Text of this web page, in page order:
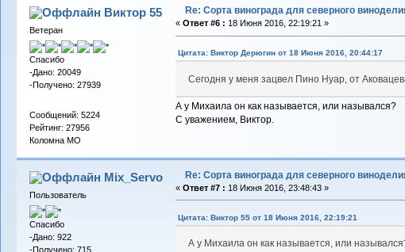
Виктор 55
Ветеран
Спасибо
-Дано: 20049
-Получено: 27939
Сообщений: 5224
Рейтинг: 27956
Коломна МО
Re: Сорта винограда для северного
« Ответ #6 : 18 Июня 2016, 22:19:21 »
Цитата: Виктор Дерюгин от 18 Июня 2016, 20:44:17
Сегодня у меня зацвел Пино Нуар, от
А у Михаила он как называется, или назывался?
С уважением, Виктор.
Mix_Servo
Пользователь
Спасибо
-Дано: 922
-Получено: 715
Re: Сорта винограда для северного
« Ответ #7 : 18 Июня 2016, 23:48:43 »
Цитата: Виктор 55 от 18 Июня 2016, 22:19:21
А у Михаила он как называется, или